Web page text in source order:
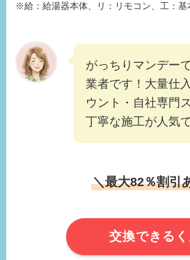
※給：給湯器本体、リ：リモコン、工：基
がっちりマンデー
業者です！大量仕
ウント・自社専門
丁寧な施工が人気で
＼最大82％割引
交換できる